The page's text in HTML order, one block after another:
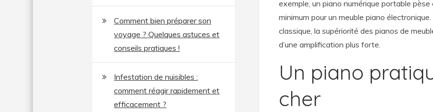
exemple, un piano numérique portable
minimum pour un meuble piano
classique, la supériorité des pianos de
d’une amplification plus forte.
Un piano
cher
Comment bien préparer son
voyage ? Quelques astuces et
conseils pratiques !
Infestation de nuisibles :
comment réagir rapidement et
efficacement ?